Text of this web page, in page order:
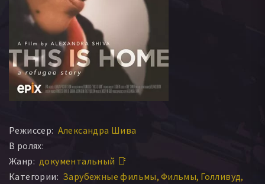
Режиссер: Александра Шива
В ролях:
Жанр: документальный 📑
Категории: Зарубежные фильмы Фильмы Голливуд